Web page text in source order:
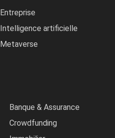
Entreprise
Intelligence artificielle
Metaverse
Banque & Assurance
Crowdfunding